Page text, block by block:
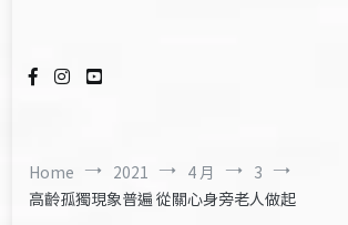
Home 2021 4 月
3
高齡孤獨現象普遍 從關心身旁老人做起